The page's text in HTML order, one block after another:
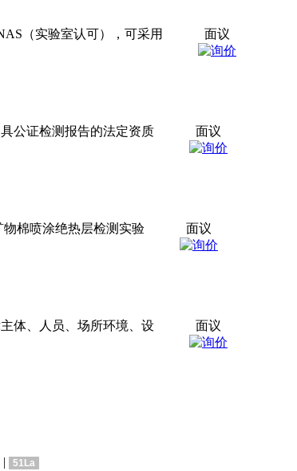
（实验室认可），可采用
面议
公证检测报告的法定资质
面议
棉喷涂绝热层检测实验
面议
体、人员、场所环境、设
面议
| 51La